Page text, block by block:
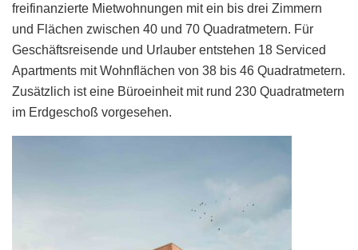
freifinanzierte Mietwohnungen mit ein bis drei Zimmern
und Flächen zwischen 40 und 70 Quadratmetern. Für
Geschäftsreisende und Urlauber entstehen 18 Serviced
Apartments mit Wohnflächen von 38 bis 46 Quadratmetern.
Zusätzlich ist eine Büroeinheit mit rund 230 Quadratmetern
im Erdgeschoß vorgesehen.